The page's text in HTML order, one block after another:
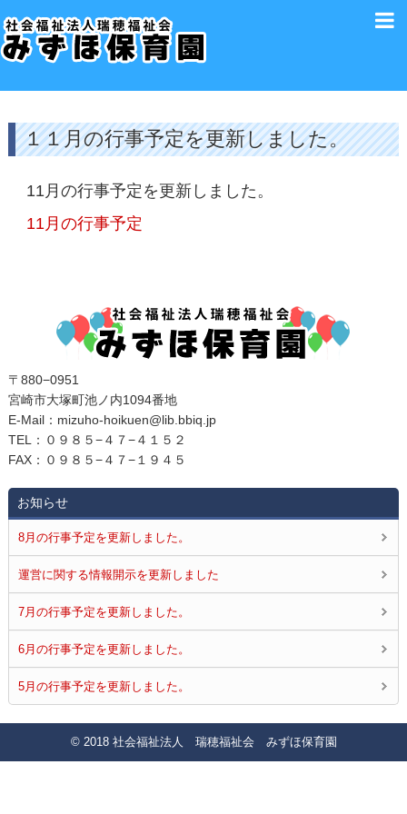
１１月の行事予定を更新しました。
11月の行事予定を更新しました。
11月の行事予定
〒880−0951
宮崎市大塚町池ノ内1094番地
E‐Mail：mizuho-hoikuen@lib.bbiq.jp
TEL：０９８５−４７−４１５２
FAX：０９８５−４７−１９４５
お知らせ
8月の行事予定を更新しました。
運営に関する情報開示を更新しました
7月の行事予定を更新しました。
6月の行事予定を更新しました。
5月の行事予定を更新しました。
© 2018 社会福祉法人 瑞穂福祉会 みずほ保育園